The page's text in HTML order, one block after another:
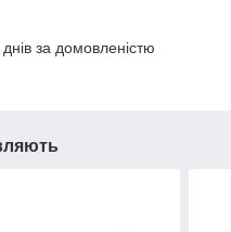
за домовленістю